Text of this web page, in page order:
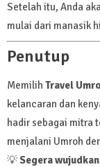
Setelah itu, Anda
mulai dari manasik
Penutup
Memilih Travel
kelancaran dan
hadir sebagai mitra
menjalani Umroh
💡Segera